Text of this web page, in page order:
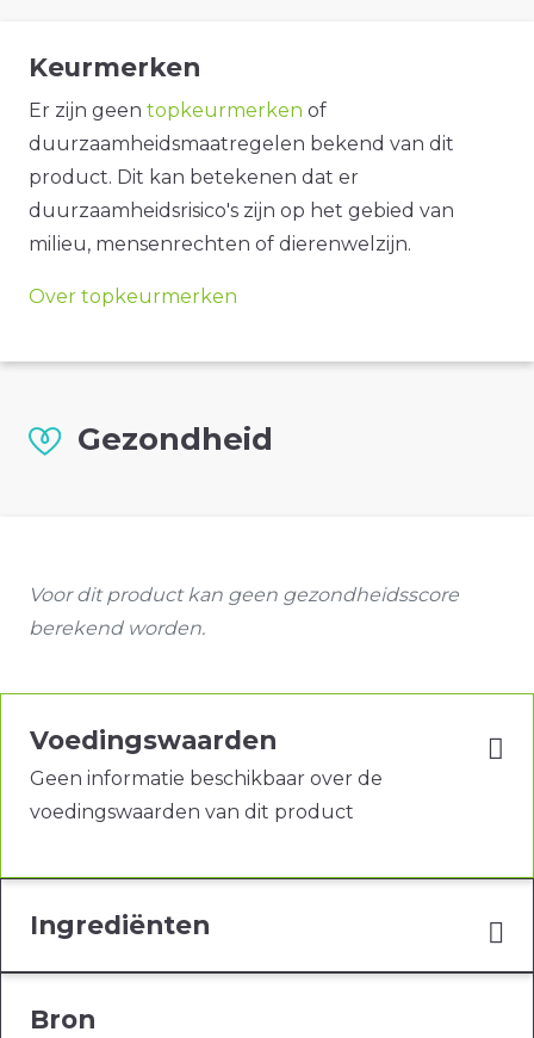
Keurmerken
Er zijn geen topkeurmerken of
duurzaamheidsmaatregelen bekend van dit
product. Dit kan betekenen dat er
duurzaamheidsrisico's zijn op het gebied van
milieu, mensenrechten of dierenwelzijn.
Over topkeurmerken
Gezondheid
Voor dit product kan geen gezondheidsscore
berekend worden.
Voedingswaarden
Geen informatie beschikbaar over de
voedingswaarden van dit product
Ingrediënten
Bron